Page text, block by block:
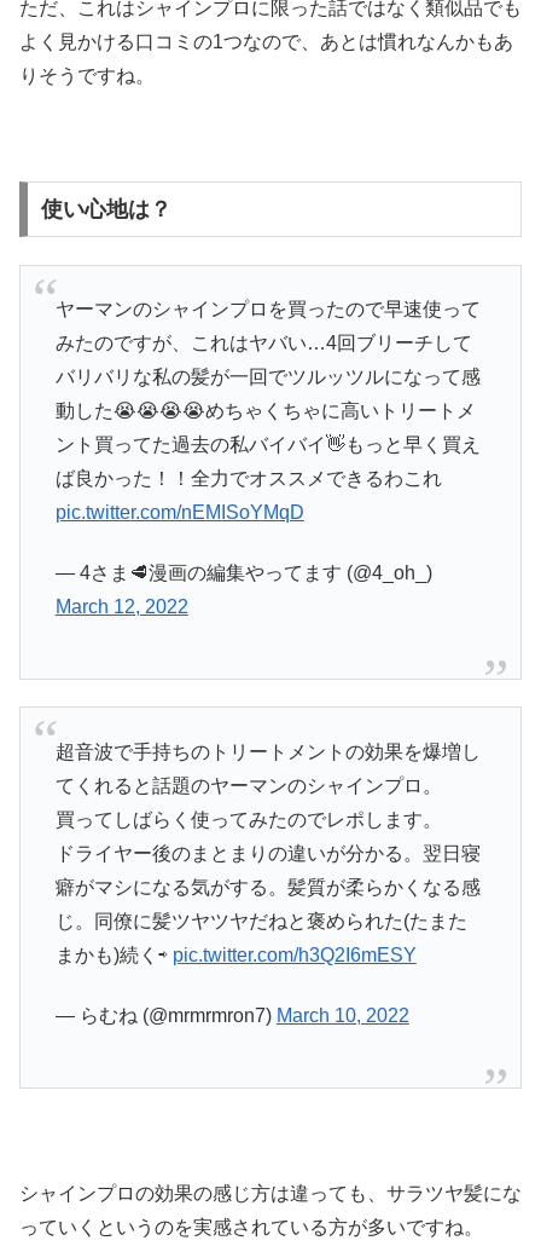
ただ、これはシャインプロに限った話ではなく類似品でも
よく見かける口コミの1つなので、あとは慣れなんかもあ
りそうですね。
使い心地は？
ヤーマンのシャインプロを買ったので早速使って
みたのですが、これはヤバい…4回ブリーチして
バリバリな私の髪が一回でツルッツルになって感
動した😭😭😭😭めちゃくちゃに高いトリートメ
ント買ってた過去の私バイバイ👋もっと早く買え
ば良かった！！全力でオススメできるわこれ
pic.twitter.com/nEMISoYMqD
— 4さま🥩漫画の編集やってます (@4_oh_)
March 12, 2022
超音波で手持ちのトリートメントの効果を爆増し
てくれると話題のヤーマンのシャインプロ。
買ってしばらく使ってみたのでレポします。
ドライヤー後のまとまりの違いが分かる。翌日寝
癖がマシになる気がする。髪質が柔らかくなる感
じ。同僚に髪ツヤツヤだねと褒められた(たまた
まかも)続く⇨ pic.twitter.com/h3Q2I6mESY
— らむね (@mrmrmron7) March 10, 2022
シャインプロの効果の感じ方は違っても、サラツヤ髪にな
っていくというのを実感されている方が多いですね。